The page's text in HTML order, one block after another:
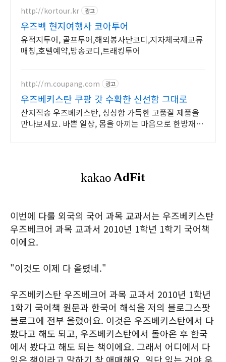
http://kortour.kr 광고
우즈벡 현지여행사 코아투어
유적지투어, 골프투어,해외봉사단코디,지자체국제교류
매칭,호텔예약,방송코디,트래킹투어
http://m.coupang.com 광고
우즈베키스탄 쿠팡 갓 수확한 신선함 그대로
산지직송 우즈베키스탄, 싱싱함 가득한 고품질 제품을
만나보세요. 바쁜 일상, 몸을 아끼는 마음으로 한방재료
이번에 다룰 외국의 국어 과목 교과서는 우즈베키스탄
우즈베크어 과목 교과서 2010년 1학년 1학기 국어책
이에요.
"이것도 이제 다 올렸네."
우즈베키스탄 우즈베크어 과목 교과서 2010년 1학년
1학기 국어책 원문과 한국어 해석을 저의 블로그스팟
블로그에 전부 올렸어요. 이것은 우즈베키스탄에서 다
봤다고 해도 되고, 우즈베키스탄에서 돌아온 후 한국
에서 봤다고 해도 되는 책이에요. 그래서 어디에서 다